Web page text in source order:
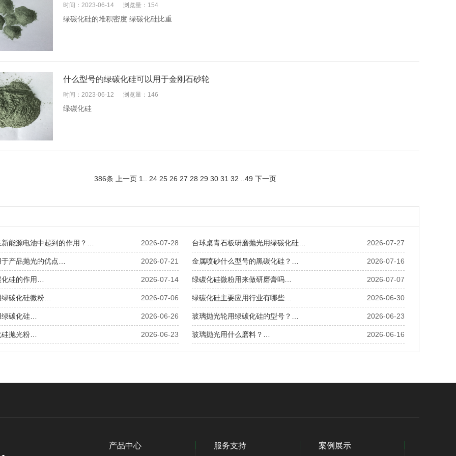
时间：2023-06-14 浏览量：154
绿碳化硅的堆积密度 绿碳化硅比重
什么型号的绿碳化硅可以用于金刚石砂轮
时间：2023-06-12 浏览量：146
绿碳化硅
386条 上一页 1 24 25 26 27 28 29 30 31 32 49 下一页
2026-07-28
能源电池中起到的作用？… 2026-07-27
台球桌青石板研磨抛光用绿碳化硅…
2026-07-21
产品抛光的优点… 2026-07-16
金属喷砂什么型号的黑碳化硅？…
2026-07-14
硅的作用… 2026-07-07
绿碳化硅微粉用来做研磨膏吗…
2026-07-06
碳化硅微粉… 2026-06-30
绿碳化硅主要应用行业有哪些…
2026-06-26
碳化硅… 2026-06-23
玻璃抛光轮用绿碳化硅的型号？…
2026-06-23
抛光粉… 2026-06-16
玻璃抛光用什么磨料？…
产品中心 服务支持 案例展示